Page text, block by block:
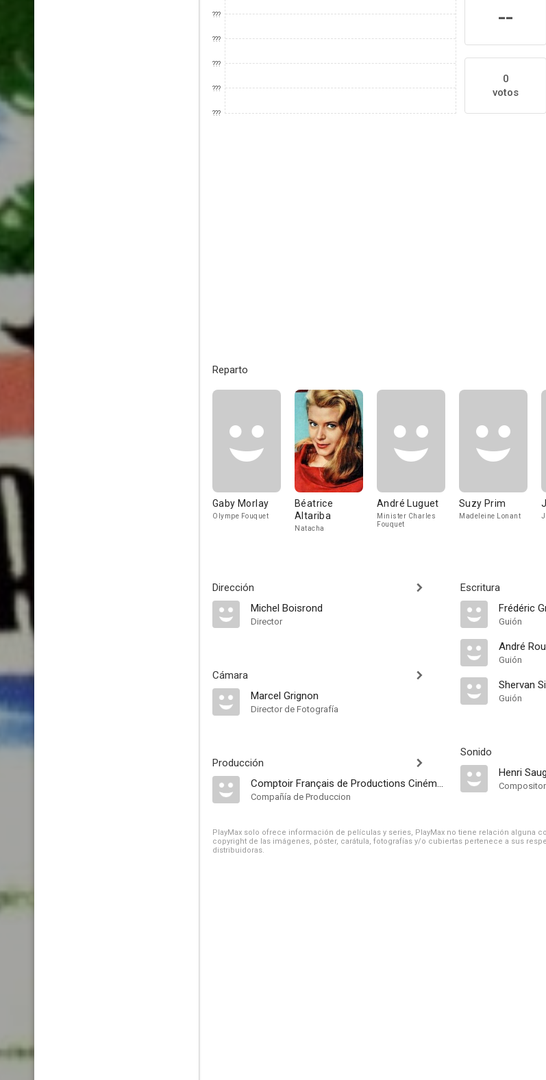
???
???
???
???
???
--
0
votos
Reparto
Gaby Morlay
Olympe Fouquet
Béatrice
Altariba
Natacha
André Luguet
Minister Charles
Fouquet
Suzy Prim
Madeleine Lonant
Dirección
Michel Boisrond
Director
Cámara
Marcel Grignon
Director de Fotografía
Producción
Comptoir Français de Productions Cinématographiques
Compañía de Produccion
Escritura
Frédéric
Guión
André
Guión
Shervan
Guión
Sonido
Henri
Compositor
PlayMax solo ofrece información de películas y series, PlayMax no tiene relación alguna
copyright de las imágenes, póster, carátula, fotografías y/o cubiertas pertenece a sus
distribuidoras.